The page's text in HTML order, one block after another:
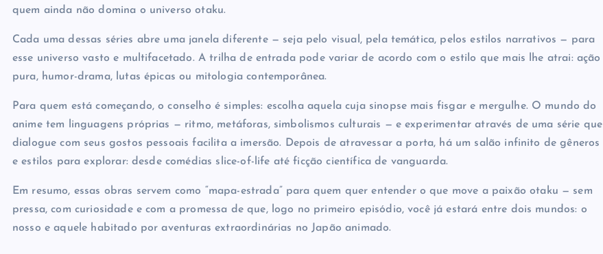
quem ainda não domina o universo otaku.
Cada uma dessas séries abre uma janela diferente — seja pelo visual, pela temática, pelos estilos narrativos — para
esse universo vasto e multifacetado. A trilha de entrada pode variar de acordo com o estilo que mais lhe atrai: ação
pura, humor-drama, lutas épicas ou mitologia contemporânea.
Para quem está começando, o conselho é simples: escolha aquela cuja sinopse mais fisgar e mergulhe. O mundo do
anime tem linguagens próprias — ritmo, metáforas, simbolismos culturais — e experimentar através de uma série que
dialogue com seus gostos pessoais facilita a imersão. Depois de atravessar a porta, há um salão infinito de gêneros
e estilos para explorar: desde comédias slice-of-life até ficção científica de vanguarda.
Em resumo, essas obras servem como “mapa-estrada” para quem quer entender o que move a paixão otaku — sem
pressa, com curiosidade e com a promessa de que, logo no primeiro episódio, você já estará entre dois mundos: o
nosso e aquele habitado por aventuras extraordinárias no Japão animado.